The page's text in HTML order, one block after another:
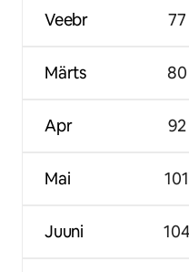
Veebr
Märts
Apr
Mai
Juuni